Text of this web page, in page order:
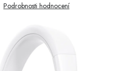
Podrobnosti hodnocení